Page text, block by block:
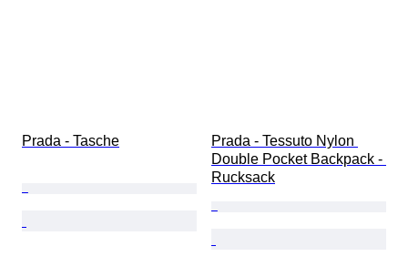
Prada - Tasche
Prada - Tessuto Nylon
Double Pocket Backpack -
Rucksack